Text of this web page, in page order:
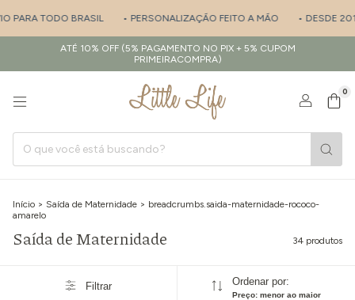
BRASIL • PERSONALIZAÇÃO FEITO A MÃO • DESDE 2017 -
ATÉ 10% OFF (5% PAGAMENTO NO PIX + 5% CUPOM
PRIMEIRACOMPRA)
0
Início > Saída de Maternidade > breadcrumbs.saida-maternidade-rococo-
amarelo
Saída de Maternidade 34 produtos
Filtrar Ordenar por:
Preço: menor ao maior